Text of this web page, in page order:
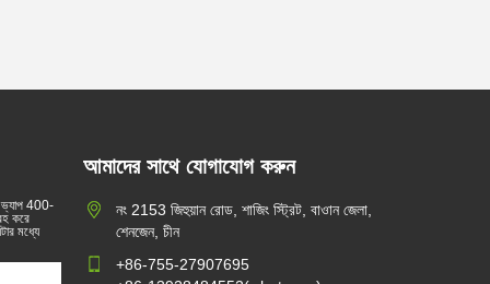
ভ্যাপ 400-
করে
মধ্যে
আমাদের সাথে যোগাযোগ করুন
নং 2153 জিহুয়ান রোড, শাজিং স্ট্রিট, বাওান জেলা,
শেনজেন, চীন
+86-755-27907695